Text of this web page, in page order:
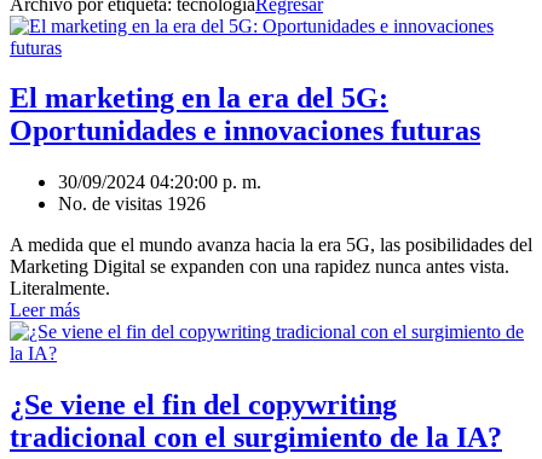
El marketing en la era del 5G:
Oportunidades e innovaciones futuras
30/09/2024 04:20:00 p. m.
No. de visitas 1926
A medida que el mundo avanza hacia la era 5G, las posibilidades del
Marketing Digital se expanden con una rapidez nunca antes vista.
Literalmente.
Leer más
¿Se viene el fin del copywriting
tradicional con el surgimiento de la IA?